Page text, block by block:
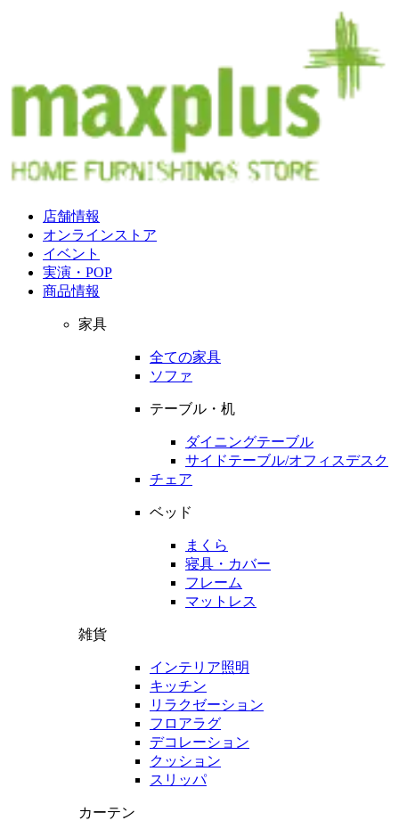
店舗情報
オンラインストア
イベント
実演・POP
商品情報
家具
全ての家具
ソファ
テーブル・机
ダイニングテーブル
サイドテーブル/オフィスデスク
チェア
ベッド
まくら
寝具・カバー
フレーム
マットレス
雑貨
インテリア照明
キッチン
リラクゼーション
フロアラグ
デコレーション
クッション
スリッパ
カーテン